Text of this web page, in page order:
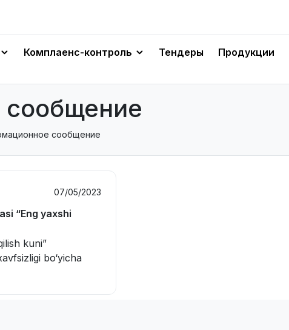
Комплаенс-контроль Тендеры Продукции
сообщение
07/05/2023
“Eng yaxshi
kuni”
bo‘yicha